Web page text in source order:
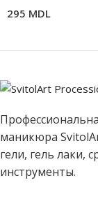
295 MDL
маникюра
гели, гель лаки,
инструменты.